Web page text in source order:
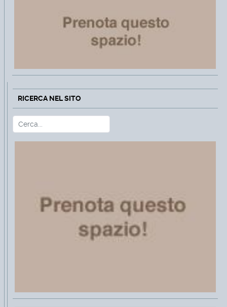
RICERCA NEL SITO
Cerca Type 2 or more characters for